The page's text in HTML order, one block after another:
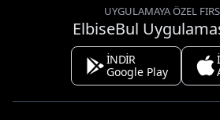
UYGULAMAYA ÖZEL
ElbiseBul
İNDİR
Google Play